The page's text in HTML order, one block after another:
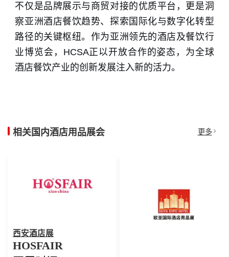
不仅是品牌展示与商贸对接的优质平台，更是洞
察亚洲酒店餐饮趋势、探索国际化与数字化转型
路径的关键枢纽。作为亚洲领先的酒店及餐饮行
业博览会，HCSA正以开放合作的姿态，为全球
酒店餐饮产业的创新发展注入新的活力。
相关国内酒店用品展会 更多
西安酒店展
HOSFAIR